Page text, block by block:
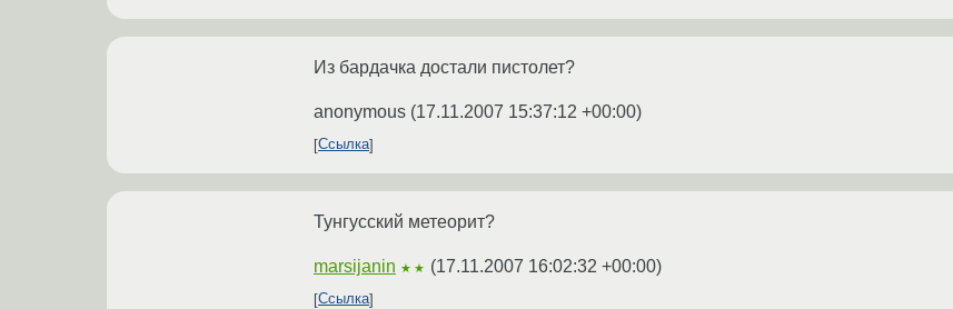
Из бардачка достали пистолет?
anonymous (17.11.2007 15:37:12 +00:00)
Ссылка
Тунгусский метеорит?
marsijanin ★★ (17.11.2007 16:02:32 +00:00)
Ссылка